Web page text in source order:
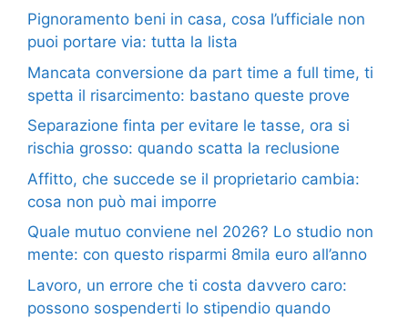
Pignoramento beni in casa, cosa l’ufficiale non
puoi portare via: tutta la lista
Mancata conversione da part time a full time, ti
spetta il risarcimento: bastano queste prove
Separazione finta per evitare le tasse, ora si
rischia grosso: quando scatta la reclusione
Affitto, che succede se il proprietario cambia:
cosa non può mai imporre
Quale mutuo conviene nel 2026? Lo studio non
mente: con questo risparmi 8mila euro all’anno
Lavoro, un errore che ti costa davvero caro:
possono sospenderti lo stipendio quando